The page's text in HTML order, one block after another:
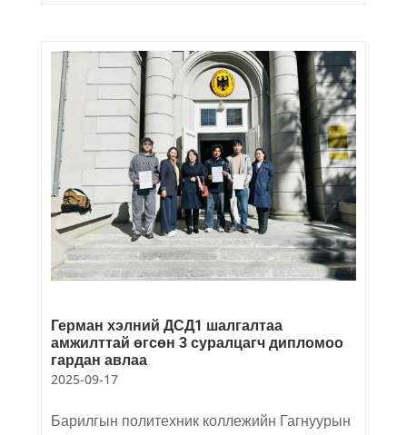
Герман хэлний ДСД1 шалгалтаа
амжилттай өгсөн 3 суралцагч дипломоо
гардан авлаа
2025-09-17
Барилгын политехник коллежийн Гагнуурын